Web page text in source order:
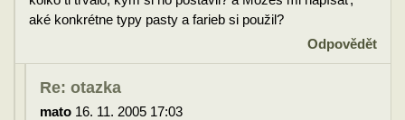
aké konkrétne typy pasty a farieb si použil?
Odpovědět
Re: otazka
mato 16. 11. 2005 17:03